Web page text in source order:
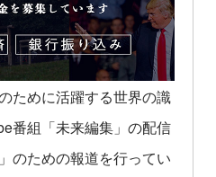
ために活躍する世界の識
番組「未来編集」の配信
のための報道を行ってい